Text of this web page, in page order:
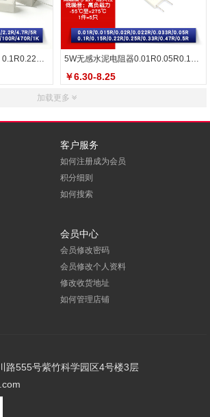
5W/10W陶瓷水泥电阻器 0.1R0.22R0.5R 1R2R2.2R4.7R10R15R20R25R 5W无感水泥电阻器0.01R0.05R0.1R0.15R0.22R0.25R0.33R0.47R0.5R
￥6.30-8.25
加载更多
客户服务
如何注册成为会员
积分细则
如何搜索
会员中心
会员修改密码
会员修改个人资料
修改收货地址
如何管理店铺
路555号紫竹科学园区4号楼3层